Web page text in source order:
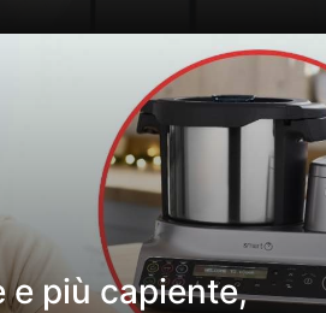
e più capiente,